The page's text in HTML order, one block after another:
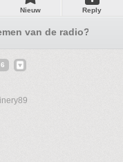
Nieuw Reply
van de radio?
6